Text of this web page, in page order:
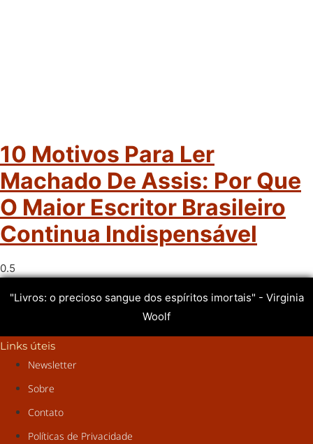
10 Motivos Para Ler
Machado De Assis: Por Que
O Maior Escritor Brasileiro
Continua Indispensável
"Livros: o precioso sangue dos espíritos imortais" - Virginia
Woolf
Links úteis
Newsletter
Sobre
Contato
Políticas de Privacidade